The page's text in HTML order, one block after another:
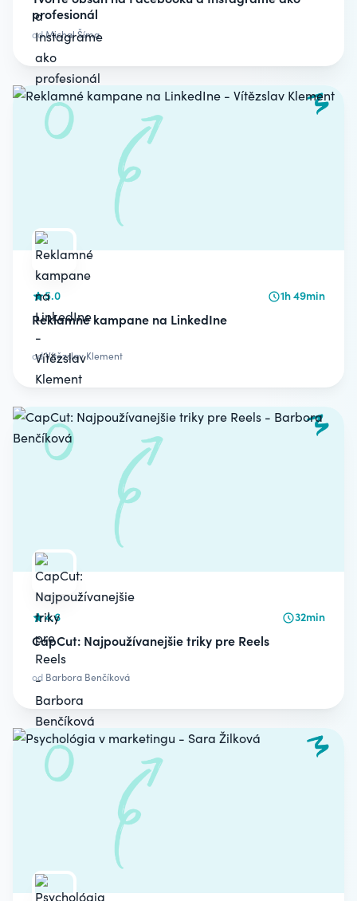
profesionál
odMichal Šíma
5.0 1h 49min
Reklamné kampane na LinkedIne
odVítězslav Klement
4.6 32min
CapCut: Najpoužívanejšie triky pre Reels
od Barbora Benčíková